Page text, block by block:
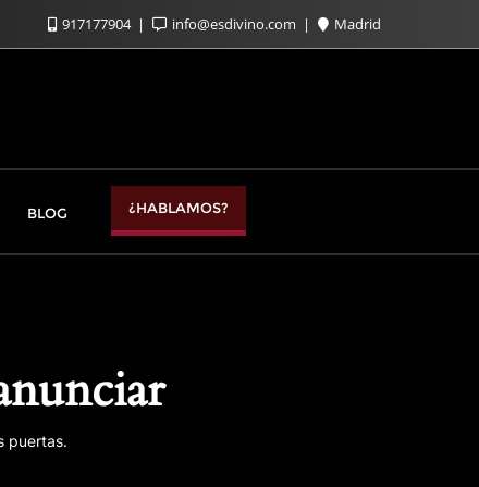
917177904 info@esdivino.com Madrid
BLOG ¿HABLAMOS?
puertas.